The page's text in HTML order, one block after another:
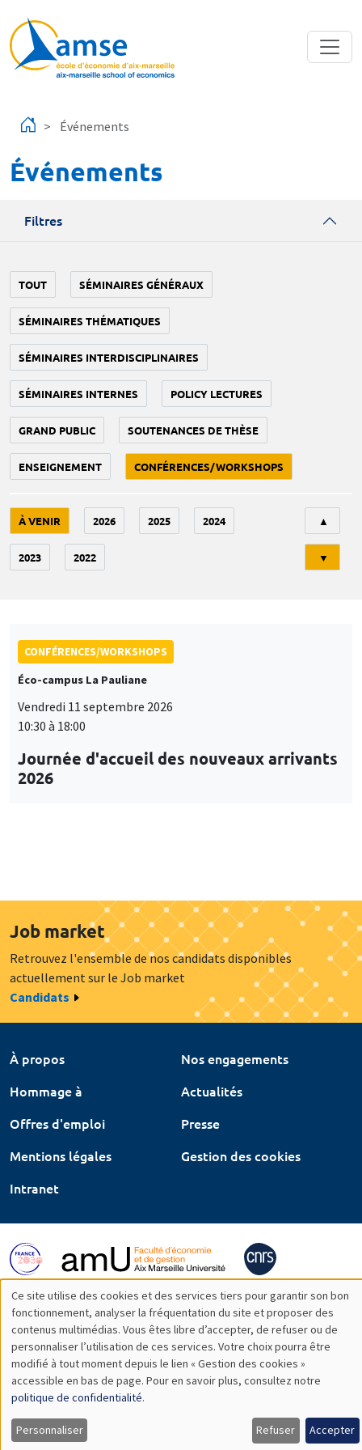
Événements
Événements
Filtres
TOUT SÉMINAIRES GÉNÉRAUX
SÉMINAIRES THÉMATIQUES
SÉMINAIRES INTERDISCIPLINAIRES
SÉMINAIRES INTERNES POLICY LECTURES
GRAND PUBLIC SOUTENANCES DE THÈSE
ENSEIGNEMENT CONFÉRENCES/WORKSHOPS
À VENIR 2026 2025 2024
2023 2022
▲
▼
CONFÉRENCES/WORKSHOPS
Éco-campus La Pauliane
Vendredi 11 septembre 2026
10:30 à 18:00
Journée d'accueil des nouveaux arrivants
2026
Job market
Retrouvez l'ensemble de nos candidats disponibles
actuellement sur le Job market
Candidats
À propos
Nos engagements
Hommage à
Actualités
Offres d'emploi
Presse
Mentions légales
Gestion des cookies
Intranet
Utilisation
des
données
personnelles
et
Ce site utilise des cookies et des services tiers pour garantir son bon
fonctionnement, analyser la fréquentation du site et proposer des
contenus multimédias. Vous êtes libre d’accepter, de refuser ou de
personnaliser l’utilisation de ces services. Votre choix pourra être
modifié à tout moment depuis le lien « Gestion des cookies »
accessible en bas de page. Pour en savoir plus, consultez notre
politique de confidentialité.
Personnaliser Refuser Accepter